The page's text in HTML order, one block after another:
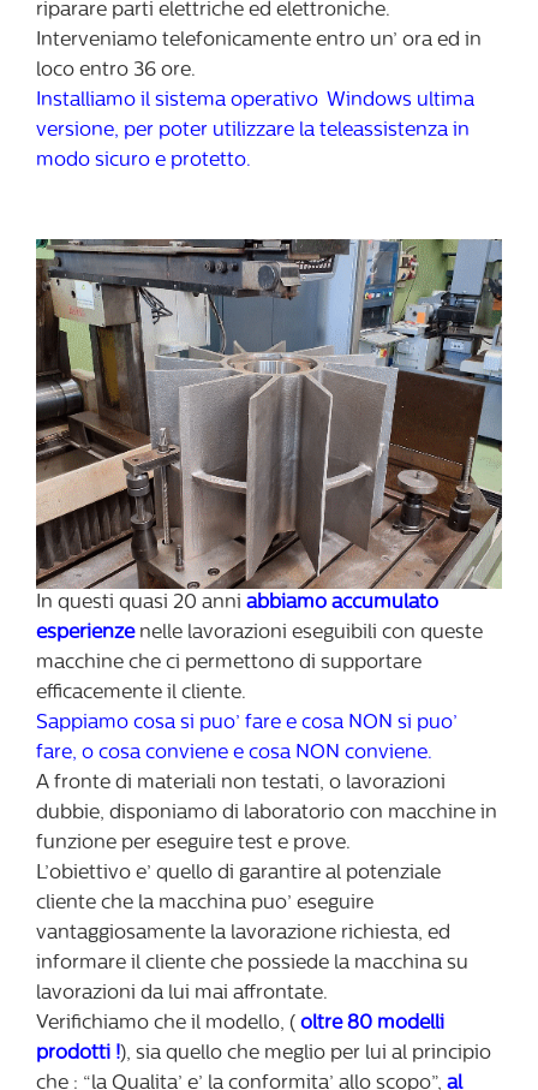
riparare parti elettriche ed elettroniche.
Interveniamo telefonicamente entro un’ ora ed in
loco entro 36 ore.
Installiamo il sistema operativo Windows ultima
versione, per poter utilizzare la teleassistenza in
modo sicuro e protetto.
In questi quasi 20 anni abbiamo accumulato
esperienze nelle lavorazioni eseguibili con queste
macchine che ci permettono di supportare
efficacemente il cliente.
Sappiamo cosa si puo’ fare e cosa NON si puo’
fare, o cosa conviene e cosa NON conviene.
A fronte di materiali non testati, o lavorazioni
dubbie, disponiamo di laboratorio con macchine in
funzione per eseguire test e prove.
L’obiettivo e’ quello di garantire al potenziale
cliente che la macchina puo’ eseguire
vantaggiosamente la lavorazione richiesta, ed
informare il cliente che possiede la macchina su
lavorazioni da lui mai affrontate.
Verifichiamo che il modello, ( oltre 80 modelli
prodotti !), sia quello che meglio per lui al principio
che : “la Qualita’ e’ la conformita’ allo scopo”, al